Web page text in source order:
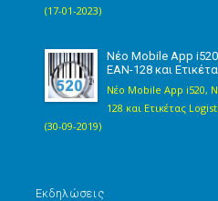
(17-01-2023)
Νέο Mobile App
EAN-128 και
Νέο Mobile App i520,
128 και Ετικέτας
(30-09-2019)
Εκδηλώσεις